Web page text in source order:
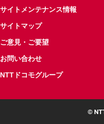
サイトメンテナンス情報
サイトマップ
ご意見・ご要望
お問い合わせ
NTTドコモグループ
©